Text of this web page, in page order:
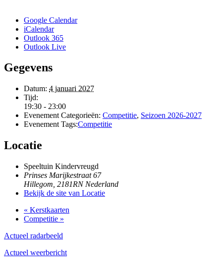
Google Calendar
iCalendar
Outlook 365
Outlook Live
Gegevens
Datum: 4 januari 2027
Tijd:
19:30 - 23:00
Evenement Categorieën: Competitie, Seizoen 2026-2027
Evenement Tags:Competitie
Locatie
Speeltuin Kindervreugd
Prinses Marijkestraat 67
Hillegom 2181RN Nederland
Bekijk de site van Locatie
« Kerstkaarten
Competitie »
Actueel radarbeeld
Actueel weerbericht